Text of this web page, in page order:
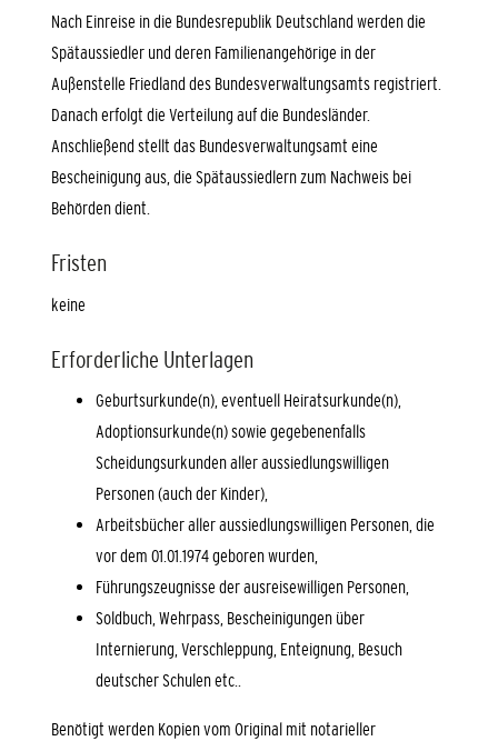
Nach Einreise in die Bundesrepublik Deutschland werden die
Spätaussiedler und deren Familienangehörige in der
Außenstelle Friedland des Bundesverwaltungsamts registriert.
Danach erfolgt die Verteilung auf die Bundesländer.
Anschließend stellt das Bundesverwaltungsamt eine
Bescheinigung aus, die Spätaussiedlern zum Nachweis bei
Behörden dient.
Fristen
keine
Erforderliche Unterlagen
Geburtsurkunde(n), eventuell Heiratsurkunde(n),
Adoptionsurkunde(n) sowie gegebenenfalls
Scheidungsurkunden aller aussiedlungswilligen
Personen (auch der Kinder),
Arbeitsbücher aller aussiedlungswilligen Personen, die
vor dem 01.01.1974 geboren wurden,
Führungszeugnisse der ausreisewilligen Personen,
Soldbuch, Wehrpass, Bescheinigungen über
Internierung, Verschleppung, Enteignung, Besuch
deutscher Schulen etc..
Benötigt werden Kopien vom Original mit notarieller